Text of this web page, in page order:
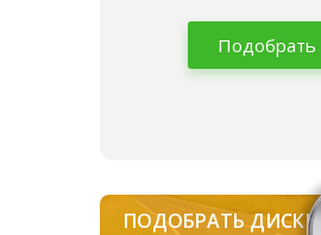
Подобрать
ПОДОБРАТЬ ДИСКИ